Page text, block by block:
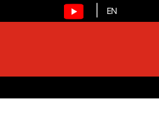
Sélectionnez
EN